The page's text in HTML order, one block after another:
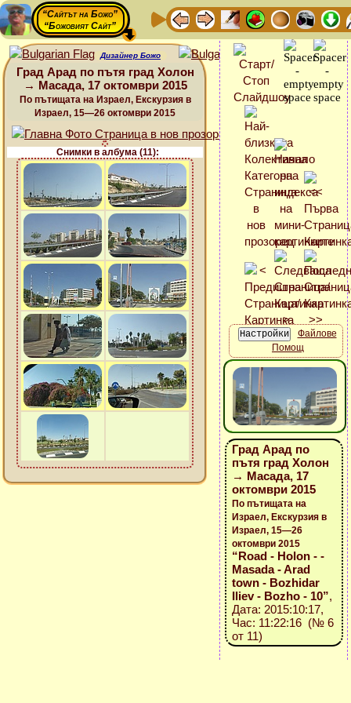
“Сайтът на Божо”
“Божовият Сайт”
Дизайнер Божо
Град Арад по пътя град Холон
→ Масада, 17 октомври 2015
По пътищата на Израел, Екскурзия в
Израел, 15—26 октомври 2015
Снимки в албума (11):
Файлове
Помощ
Град Арад по
пътя град Холон
→ Масада, 17
октомври 2015
По пътищата на
Израел, Екскурзия в
Израел, 15—26
октомври 2015
“Road - Holon - -
Masada - Arad
town - Bozhidar
Iliev - Bozho - 10”,
Дата: 2015:10:17,
Час: 11:22:16 (№ 6
от 11)